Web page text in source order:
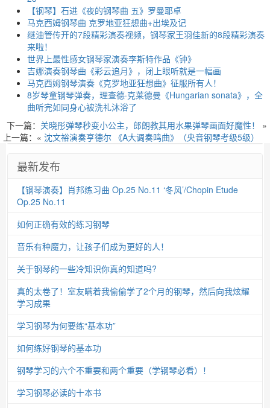
【钢琴】石进《夜的钢琴曲 五》罗曼耶卓
马克西姆钢琴曲 克罗地亚狂想曲+出埃及记
继油管传开的7段精彩演奏视频，钢琴家王羽佳新的8段精彩演奏
来啦！
世界上最性感女钢琴家演奏李斯特作品《钟》
吉娜演奏钢琴曲《彩云追月》，闭上眼听就是一幅画
马克西姆钢琴演奏《克罗地亚狂想曲》征服所有人！
8岁琴童钢琴弹奏，理查德·克莱德曼《Hungarian sonata》，全
曲听完如同身心被洗礼沐浴了
下一篇： 关晓彤弹琴秒变小公主，郎朗教其用水果弹琴画面好魔性！
»
上一篇：« 沈文裕演奏亨德尔 《A大调奏鸣曲》（央音钢琴考级5级）
最新发布
【钢琴演奏】肖邦练习曲 Op.25 No.11 ‘冬风’/Chopin Etude
Op.25 No.11
如何正确有效的练习钢琴
音乐有种魔力，让孩子们成为更好的人！
关于钢琴的一些冷知识你真的知道吗?
真的太卷了！室友瞒着我偷偷学了2个月的钢琴，然后向我炫耀
学习成果
学习钢琴为何要练“基本功”
如何练好钢琴的基本功
钢琴学习的六个不重要和两个重要（学钢琴必看）！
学习钢琴必读的十本书